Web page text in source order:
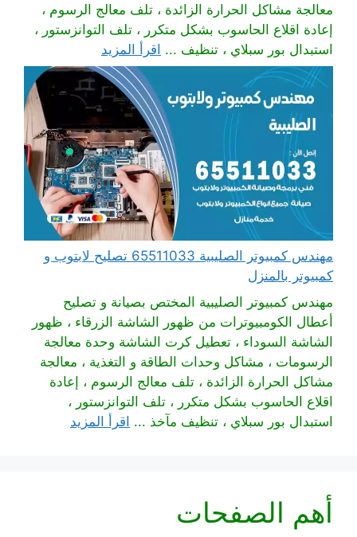
معالجة مشاكل الحرارة الزائدة ، تلف معالج الرسوم ،
إعادة اقلاع الحاسوب بشكل متكرر ، تلف التوانزستور ،
استبدال بور سبلاي ، تنظيف ... اقرأ المزيد
مهندس كمبيوتر الصليبية 65511033 تصليح لابتوب و
كمبيوتر بالمنزل
مهندس كمبيوتر الصليبية المختص بصيانة و تصليح
أعطال الكومبيوترات من ظهور الشاشة الزرقاء ، ظهور
الشاشة السوداء ، تعطيل كرت الشاشة وحدة معالجة
الرسومات ، مشاكل وحدات الطاقة و التغذية ، معالجة
مشاكل الحرارة الزائدة ، تلف معالج الرسوم ، إعادة
اقلاع الحاسوب بشكل متكرر ، تلف التوانزستور ،
استبدال بور سبلاي ، تنظيف مآخذ ... اقرأ المزيد
أهم الصفحات